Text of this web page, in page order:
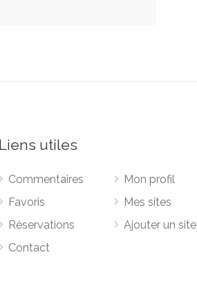
Liens utiles
Commentaires
Favoris
Réservations
Contact
Mon profil
Mes sites
Ajouter un site